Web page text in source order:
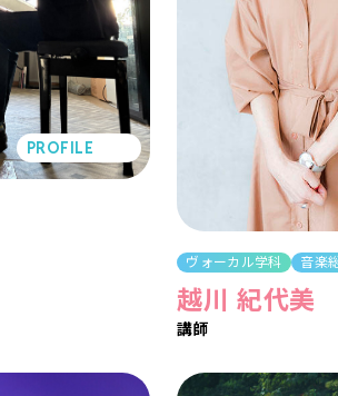
PROFILE
ヴォーカル学科 音楽
越川 紀代美
講師